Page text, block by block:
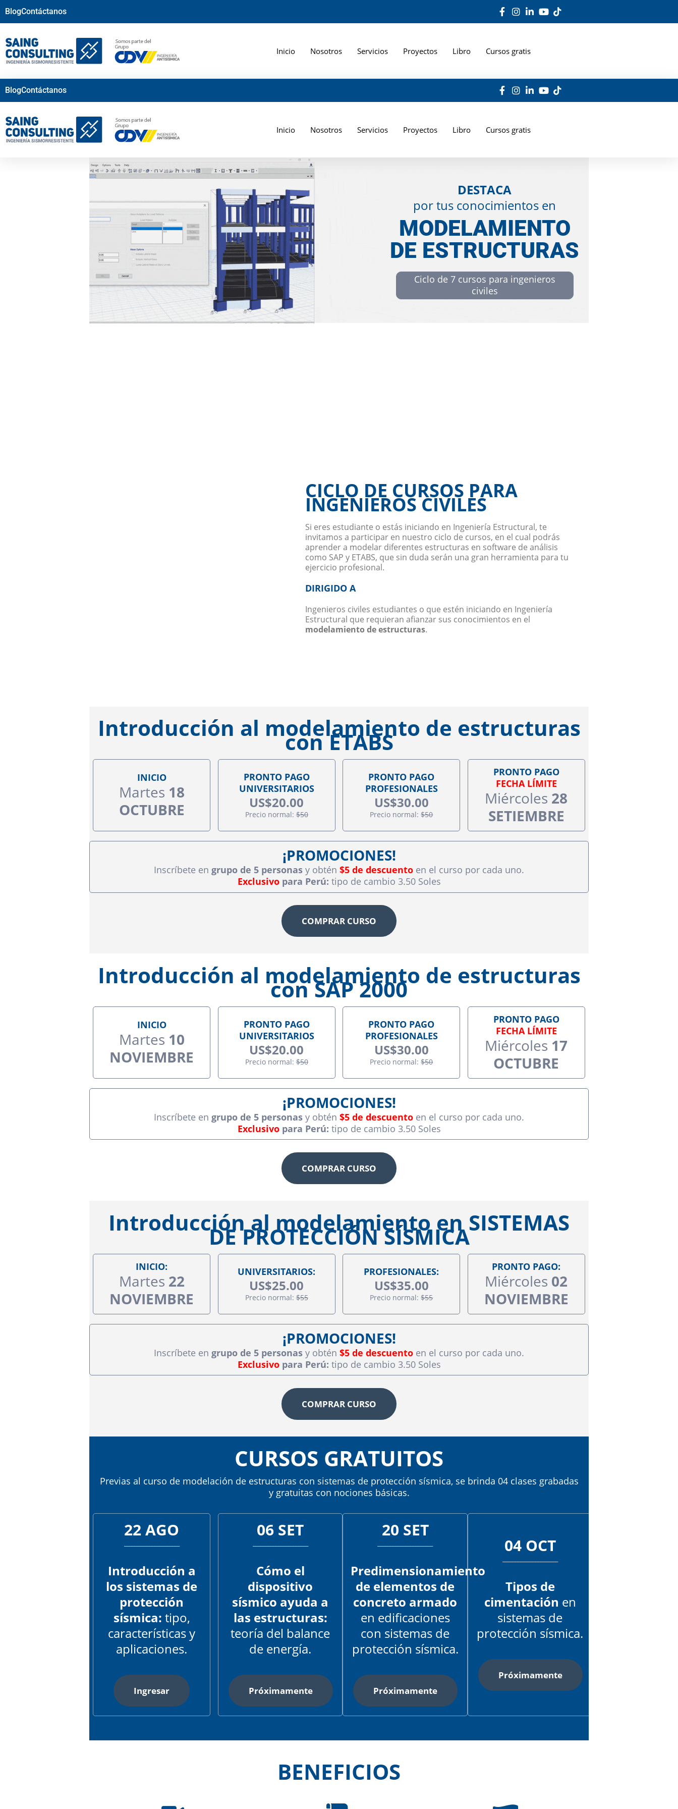
BlogContáctanos
Inicio Nosotros Servicios Proyectos Libro Cursos gratis
BlogContáctanos
Inicio Nosotros Servicios Proyectos Libro Cursos gratis
DESTACA
por tus conocimientos en
MODELAMIENTO
DE ESTRUCTURAS
Ciclo de 7 cursos para ingenieros
civiles
CICLO DE CURSOS PARA
INGENIEROS CIVILES
Si eres estudiante o estás iniciando en Ingeniería Estructural, te
invitamos a participar en nuestro ciclo de cursos, en el cual podrás
aprender a modelar diferentes estructuras en software de análisis
como SAP y ETABS, que sin duda serán una gran herramienta para tu
ejercicio profesional.
DIRIGIDO A
Ingenieros civiles estudiantes o que estén iniciando en Ingeniería
Estructural que requieran afianzar sus conocimientos en el
modelamiento de estructuras.
Introducción al modelamiento de estructuras
con ETABS
INICIO
Martes 18
OCTUBRE
PRONTO PAGO
UNIVERSITARIOS
US$20.00
Precio normal:$50
PRONTO PAGO
PROFESIONALES
US$30.00
Precio normal:$50
PRONTO PAGO
FECHA LÍMITE
Miércoles 28
SETIEMBRE
¡PROMOCIONES!
Inscríbete en grupo de 5 personas y obtén $5 de descuento en el curso por cada uno.
Exclusivopara Perú: tipo de cambio 3.50 Soles
COMPRAR CURSO
Introducción al modelamiento de estructuras
con SAP 2000
INICIO
Martes 10
NOVIEMBRE
PRONTO PAGO
UNIVERSITARIOS
US$20.00
Precio normal:$50
PRONTO PAGO
PROFESIONALES
US$30.00
Precio normal:$50
PRONTO PAGO
FECHA LÍMITE
Miércoles 17
OCTUBRE
¡PROMOCIONES!
Inscríbete en grupo de 5 personas y obtén $5 de descuento en el curso por cada uno.
Exclusivopara Perú: tipo de cambio 3.50 Soles
COMPRAR CURSO
Introducción al modelamiento en SISTEMAS
DE PROTECCIÓN SÍSMICA
INICIO:
Martes 22
NOVIEMBRE
UNIVERSITARIOS:
US$25.00
Precio normal:$55
PROFESIONALES:
US$35.00
Precio normal:$55
PRONTO PAGO:
Miércoles 02
NOVIEMBRE
¡PROMOCIONES!
Inscríbete en grupo de 5 personas y obtén $5 de descuento en el curso por cada uno.
Exclusivopara Perú: tipo de cambio 3.50 Soles
COMPRAR CURSO
CURSOS GRATUITOS
Previas al curso de modelación de estructuras con sistemas de protección sísmica, se brinda 04 clases grabadas
y gratuitas con nociones básicas.
22 AGO
Introducción a
los sistemas de
protección
sísmica: tipo,
características y
aplicaciones.
Ingresar
06 SET
Cómo el
dispositivo
sísmico ayuda a
las estructuras:
teoría del balance
de energía.
Próximamente
20 SET
Predimensionamiento
de elementos de
concreto armado
en edificaciones
con sistemas de
protección sísmica.
Próximamente
04 OCT
Tipos de
cimentación en
sistemas de
protección sísmica.
Próximamente
BENEFICIOS